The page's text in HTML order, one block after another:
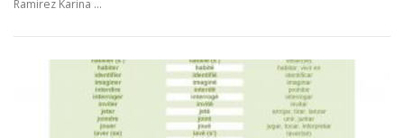
Ramirez Karina …